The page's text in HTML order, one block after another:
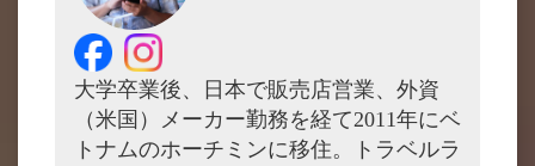
大学卒業後、日本で販売店営業、外資
（米国）メーカー勤務を経て2011年にベ
トナムのホーチミンに移住。トラベルラ